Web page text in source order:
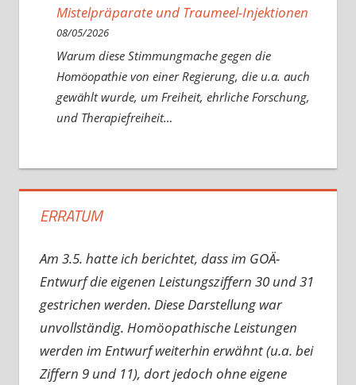
Mistelpräparate und Traumeel-Injektionen
08/05/2026
Warum diese Stimmungmache gegen die
Homöopathie von einer Regierung, die u.a. auch
gewählt wurde, um Freiheit, ehrliche Forschung,
und Therapiefreiheit…
ERRATUM
Am 3.5. hatte ich berichtet, dass im GOÄ-
Entwurf die eigenen Leistungsziffern 30 und 31
gestrichen werden. Diese Darstellung war
unvollständig. Homöopathische Leistungen
werden im Entwurf weiterhin erwähnt (u.a. bei
Ziffern 9 und 11), dort jedoch ohne eigene